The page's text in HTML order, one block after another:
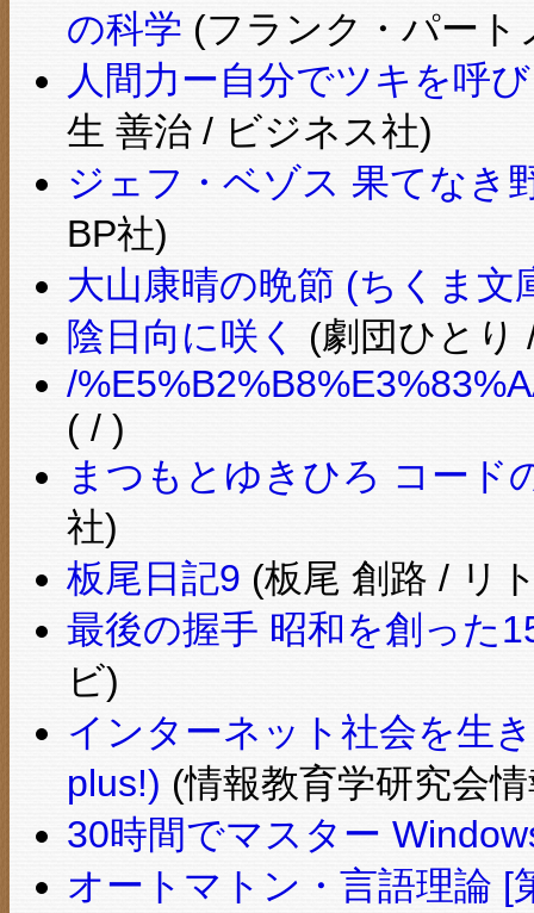
の科学 (フランク・パー
人間力ー自分でツキを呼
生 善治 / ビジネス社)
ジェフ・ベゾス 果てなき
BP社)
大山康晴の晩節 (ちくま文
陰日向に咲く
(劇団ひとり
/
( / )
まつもとゆきひろ コード
社)
板尾日記9 (板尾 創路 / リ
最後の握手 昭和を創った
ビ)
インターネット社会を生
plus!) (情報教育学研究会
30時間でマスター
オートマトン・言語理論 [